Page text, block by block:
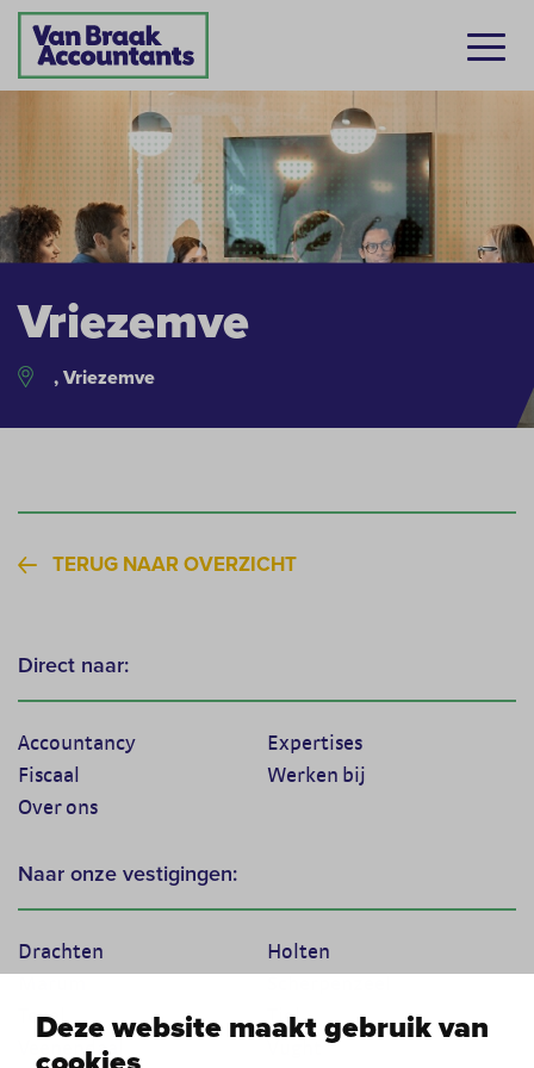
Deze website maakt gebruik van
Vriezemve
, Vriezemve
TERUG NAAR OVERZICHT
Direct naar:
Accountancy
Expertises
Fiscaal
Werken bij
Over ons
Naar onze vestigingen:
Drachten
Holten
Texel
Tiel
Veenendaal